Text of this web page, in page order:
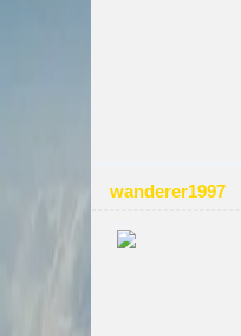
wanderer1997